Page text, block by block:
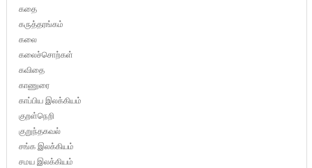
கதை
கருத்தரங்கம்
கலை
கலைச்சொற்கள்
கவிதை
காணுரை
காப்பிய இலக்கியம்
குறள்நெறி
குறுந்தகவல்
சங்க இலக்கியம்
சமய இலக்கியம்